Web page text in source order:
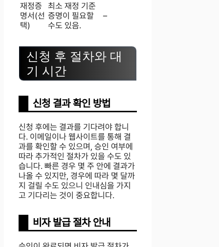
재정증
명서(선
택)
최소 재정 기준
증명이 필요할
수도 있음.
–
신청 후 절차와 대
기 시간
신청 결과 확인 방법
신청 후에는 결과를 기다려야 합니
다. 이메일이나 웹사이트를 통해 결
과를 확인할 수 있으며, 승인 여부에
따라 추가적인 절차가 있을 수도 있
습니다. 빠른 경우 몇 주 안에 결과가
나올 수 있지만, 경우에 따라 몇 달까
지 걸릴 수도 있으니 인내심을 가지
고 기다리는 것이 중요합니다.
비자 발급 절차 안내